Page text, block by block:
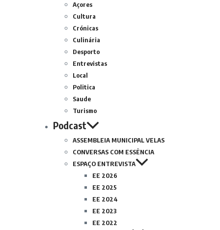
Açores
Cultura
Crónicas
Culinária
Desporto
Entrevistas
Local
Politica
Saude
Turismo
Podcast
ASSEMBLEIA MUNICIPAL VELAS
CONVERSAS COM ESSÊNCIA
ESPAÇO ENTREVISTA
EE 2026
EE 2025
EE 2024
EE 2023
EE 2022